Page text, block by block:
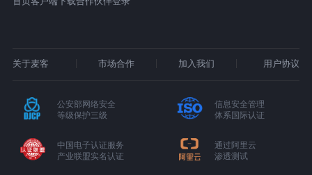
关于麦客 市场合作 加入我们 用户协议
公安部网络安全
等级保护三级
信息安全管理
体系国际认证
中国电子认证服务
产业联盟实名认证
通过阿里云
渗透测试